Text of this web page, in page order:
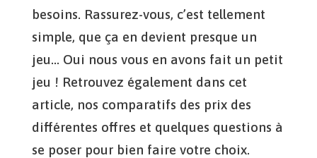
besoins. Rassurez-vous, c’est tellement
simple, que ça en devient presque un
jeu… Oui nous vous en avons fait un petit
jeu ! Retrouvez également dans cet
article, nos comparatifs des prix des
différentes offres et quelques questions à
se poser pour bien faire votre choix.